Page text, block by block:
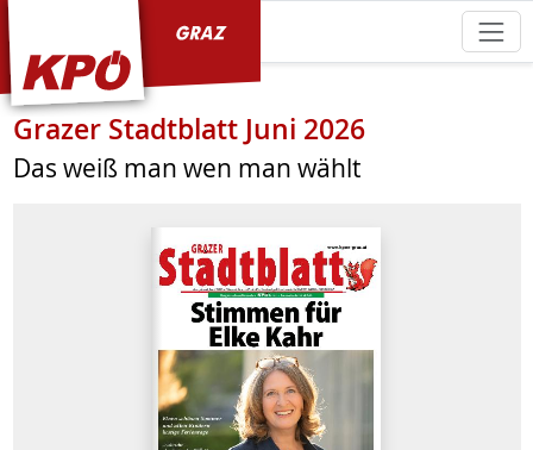
Grazer Stadtblatt Juni 2026
Das weiß man wen man wählt